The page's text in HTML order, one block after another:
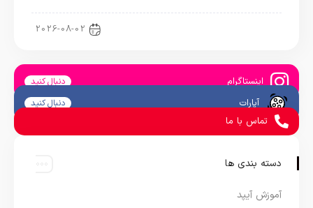
2026-08-02
اینستاگرام دنبال کنید
آپارات دنبال کنید
تماس با ما
دسته بندی ها
آموزش آیپد